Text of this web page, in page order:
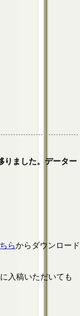
りました。データー
らからダウンロード
入稿いただいても